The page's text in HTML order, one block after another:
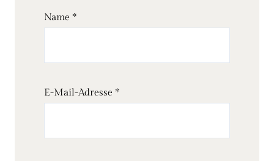
Name *
E-Mail-Adresse *